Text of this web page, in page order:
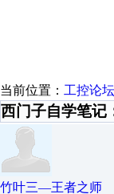
当前位置： 工控论坛
西门子自学笔记
竹叶三—王者之师